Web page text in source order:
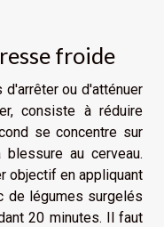
froide
d'arrêter ou d'atténuer
consiste à réduire
se concentre sur
au cerveau.
objectif en appliquant
de légumes surgelés
20 minutes. Il faut